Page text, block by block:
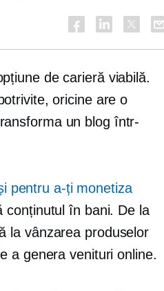
de carieră viabilă.
oricine are o
un blog într-
pentru a-ți monetiza
conținutul în bani. De la
la vânzarea produselor
a genera venituri online.